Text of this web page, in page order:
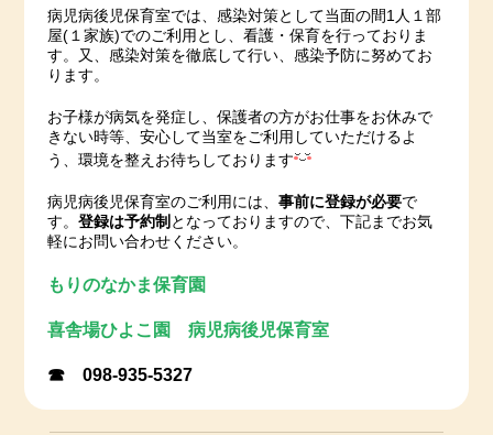
病児病後児保育室では、感染対策として当面の間1人１部
屋(１家族)でのご利用とし、看護・保育を行っておりま
す。又、感染対策を徹底して行い、感染予防に努めてお
ります。
お子様が病気を発症し、保護者の方がお仕事をお休みで
きない時等、安心して当室をご利用していただけるよ
う、環境を整えお待ちしております
病児病後児保育室のご利用には、 事前に登録が必要で
す。 登録は予約制 となっておりますので、下記までお気
軽にお問い合わせください。
もりのなかま保育園
喜舎場ひよこ園 病児病後児保育室
☎ 098-935-5327